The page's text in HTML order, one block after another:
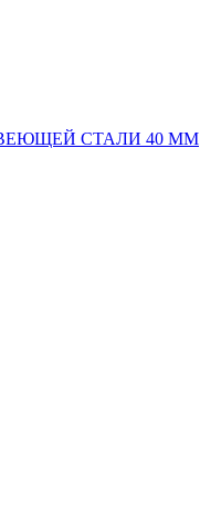
СТАЛИ 40 ММ